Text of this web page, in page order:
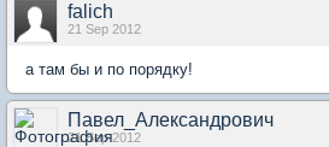
falich
21 Sep 2012
а там бы и по порядку!
Павел_Александрович
21 Sep 2012